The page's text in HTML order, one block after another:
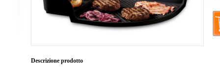
Descrizione prodotto